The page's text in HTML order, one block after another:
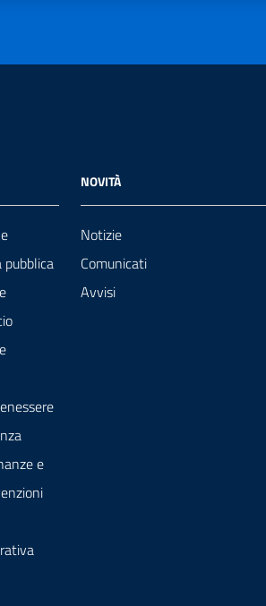
pubblica
e
NOVITÀ
Notizie
Comunicati
Avvisi